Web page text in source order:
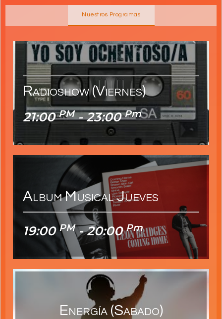
Nuestros Programas
Radioshow (viernes)
21:00PM- 23:00Pm
21:00 PM- 23:00 Pm
Album Musical Jueves
19:00PM- 20:00Pm
19:00PM- 20:00Pm
Energía (sabado)